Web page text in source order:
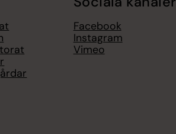
Facebook
Instagram
Vimeo